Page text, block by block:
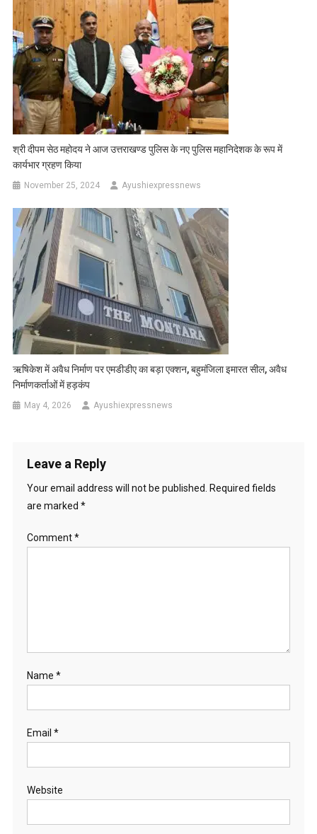
श्री दीपम सेठ महोदय ने आज उत्तराखण्ड पुलिस के नए पुलिस महानिदेशक के रूप में
कार्यभार ग्रहण किया
November 25, 2024 Ayushiexpressnews
ऋषिकेश में अवैध निर्माण पर एमडीडीए का बड़ा एक्शन, बहुमंजिला इमारत सील, अवैध
निर्माणकर्ताओं में हड़कंप
May 4, 2026 Ayushiexpressnews
Leave a Reply
Your email address will not be published.
Required fields
are marked *
Comment*
Name *
Email *
Website